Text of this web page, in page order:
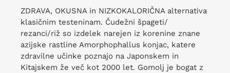
ZDRAVA, OKUSNA in NIZKOKALORIČNA alternativa
klasičnim testeninam. Čudežni špageti/
rezanci/riž so izdelek narejen iz korenine znane
azijske rastline Amorphophallus konjac, katere
zdravilne učinke poznajo na Japonskem in
Kitajskem že več kot 2000 let. Gomolj je bogat z